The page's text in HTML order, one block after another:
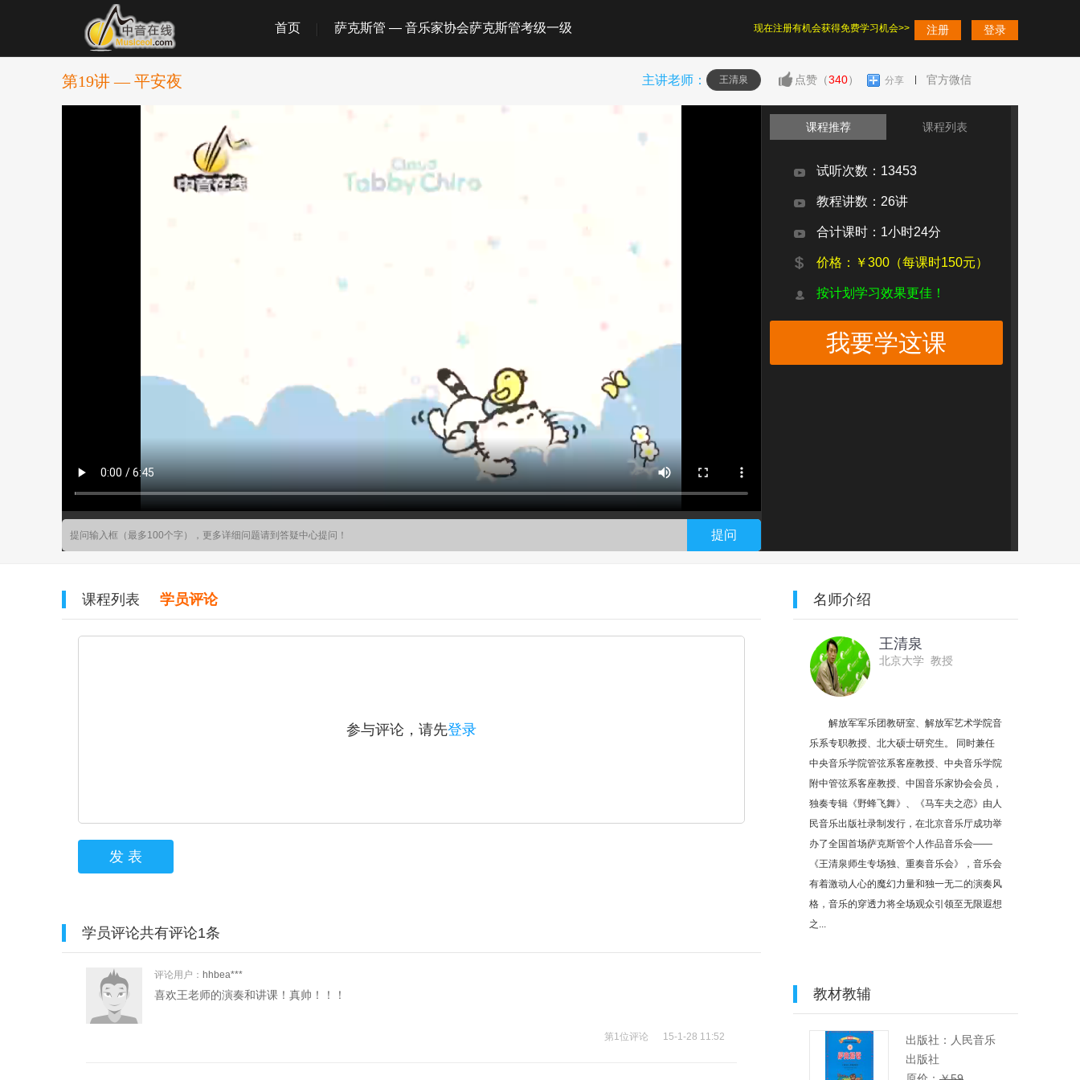
首页 萨克斯管 — 音乐家协会萨克斯管考级一级 注册 登录
现在注册有机会获得免费学习机会>>
点赞（340） 分享 官方微信
主讲老师： 王清泉
第19讲 — 平安夜
提问
课程推荐 课程列表
试听次数：13453
教程讲数：26讲
合计课时：1小时24分
价格：￥300（每课时150元）
按计划学习效果更佳！
我要学这课
课程列表 学员评论
参与评论，请先登录
发 表
学员评论共有评论1条
评论用户： hhbea***
喜欢王老师的演奏和讲课！真帅！！！
第1位评论 15-1-28 11:52
名师介绍
王清泉
北京大学 教授
解放军军乐团教研室、解放军艺术学院音
乐系专职教授、北大硕士研究生。 同时兼任
中央音乐学院管弦系客座教授、中央音乐学院
附中管弦系客座教授、中国音乐家协会会员，
独奏专辑《野蜂飞舞》、《马车夫之恋》由人
民音乐出版社录制发行，在北京音乐厅成功举
办了全国首场萨克斯管个人作品音乐会——
《王清泉师生专场独、重奏音乐会》，音乐会
有着激动人心的魔幻力量和独一无二的演奏风
格，音乐的穿透力将全场观众引领至无限遐想
之...
教材教辅
出版社：人民音乐
出版社